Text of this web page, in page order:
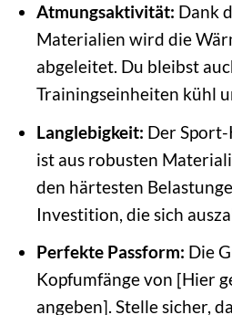
Atmungsaktivität: Dank
Materialien wird die
abgeleitet. Du bleibst
Trainingseinheiten kühl
Langlebigkeit: Der
ist aus robusten
den härtesten
Investition, die sich
Perfekte Passform: Die
Kopfumfänge von [Hier
angeben]. Stelle sicher,